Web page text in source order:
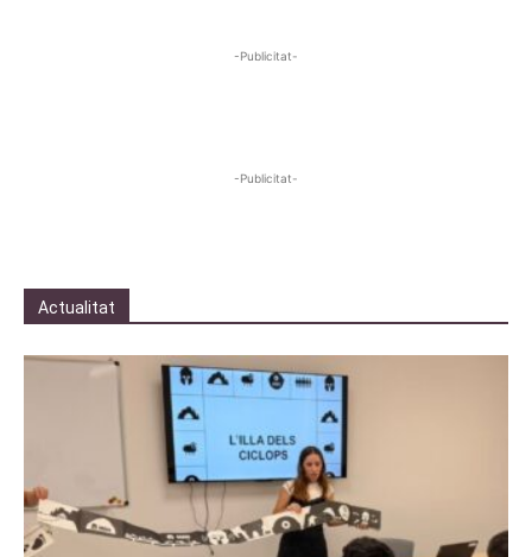
-Publicitat-
-Publicitat-
Actualitat